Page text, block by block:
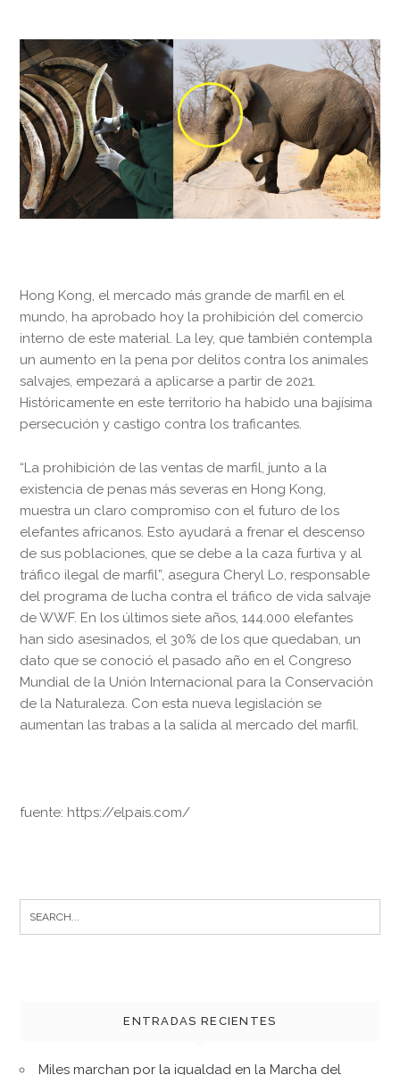
Hong Kong, el mercado más grande de marfil en el
mundo, ha aprobado hoy la prohibición del comercio
interno de este material. La ley, que también contempla
un aumento en la pena por delitos contra los animales
salvajes, empezará a aplicarse a partir de 2021.
Históricamente en este territorio ha habido una bajísima
persecución y castigo contra los traficantes.
“La prohibición de las ventas de marfil, junto a la
existencia de penas más severas en Hong Kong,
muestra un claro compromiso con el futuro de los
elefantes africanos. Esto ayudará a frenar el descenso
de sus poblaciones, que se debe a la caza furtiva y al
tráfico ilegal de marfil”, asegura Cheryl Lo, responsable
del programa de lucha contra el tráfico de vida salvaje
de WWF. En los últimos siete años, 144.000 elefantes
han sido asesinados, el 30% de los que quedaban, un
dato que se conoció el pasado año en el Congreso
Mundial de la Unión Internacional para la Conservación
de la Naturaleza. Con esta nueva legislación se
aumentan las trabas a la salida al mercado del marfil.
fuente: https://elpais.com/
for:
ENTRADAS RECIENTES
Miles marchan por la igualdad en la Marcha del